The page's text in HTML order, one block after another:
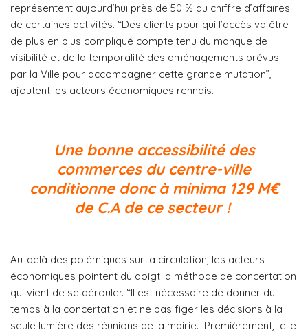
représentent aujourd’hui près de 50 % du chiffre d’affaires
de certaines activités. “Des clients pour qui l’accès va être
de plus en plus compliqué compte tenu du manque de
visibilité et de la temporalité des aménagements prévus
par la Ville pour accompagner cette grande mutation”,
ajoutent les acteurs économiques rennais.
Une bonne accessibilité des
commerces du centre-ville
conditionne donc à minima 129 M€
de C.A de ce secteur !
Au-delà des polémiques sur la circulation, les acteurs
économiques pointent du doigt la méthode de concertation
qui vient de se dérouler. “Il est nécessaire de donner du
temps à la concertation et ne pas figer les décisions à la
seule lumière des réunions de la mairie. Premièrement, elle